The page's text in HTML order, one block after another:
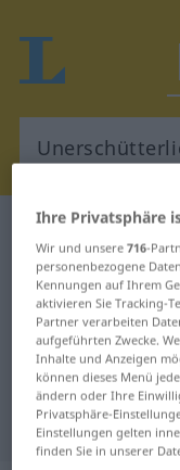
Deutsch-
Unerschütterlichkeit
Deutsch-
Übersetzung
Ihre Privatsphäre
Wir und unsere716-
personenbezogene
Kennungen auf Ihrem
aktivieren Sie Tracking-
Partner verarbeiten
aufgeführten Zwecke.
Inhalte und Anzeigen
können dieses Menü
ändern oder Ihre
Privatsphäre-
Einstellungen gelten
finden Sie in unserer